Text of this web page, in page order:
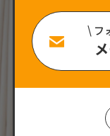
\ フ